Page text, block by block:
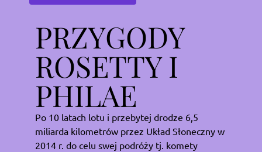
PRZYGODY
ROSETTY I
PHILAE
Po 10 latach lotu i przebytej drodze 6,5
miliarda kilometrów przez Układ Słoneczny w
2014 r. do celu swej podróży tj. komety